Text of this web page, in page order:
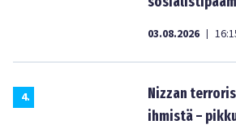
03.08.2026 |
4.
Nizzan
ihmistä –